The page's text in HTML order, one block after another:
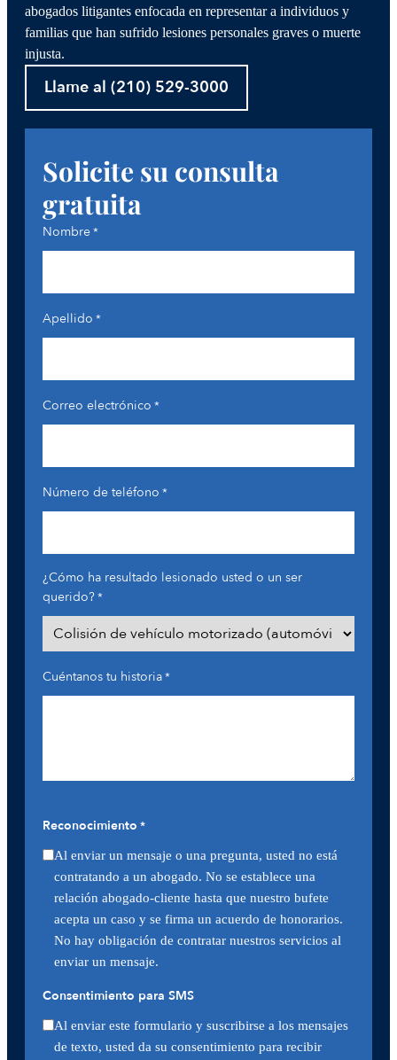
abogados litigantes enfocada en representar a individuos y
familias que han sufrido lesiones personales graves o muerte
injusta.
Llame al (210) 529-3000
Solicite su consulta
gratuita
Nombre*
Apellido *
Correo electrónico *
Número de teléfono *
¿Cómo ha resultado lesionado usted o un ser
querido?*
Cuéntanos tu historia*
Reconocimiento *
Al enviar un mensaje o una pregunta, usted no está
contratando a un abogado. No se establece una
relación abogado-cliente hasta que nuestro bufete
acepta un caso y se firma un acuerdo de honorarios.
No hay obligación de contratar nuestros servicios al
enviar un mensaje.
Consentimiento para SMS
Al enviar este formulario y suscribirse a los mensajes
de texto, usted da su consentimiento para recibir